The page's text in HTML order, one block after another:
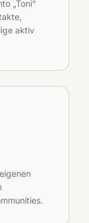
„Toni“
aktiv